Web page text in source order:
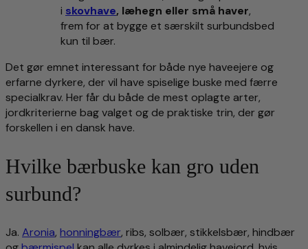
i skovhave, læhegn eller små haver,
frem for at bygge et særskilt surbundsbed
kun til bær.
Det gør emnet interessant for både nye haveejere og
erfarne dyrkere, der vil have spiselige buske med færre
specialkrav. Her får du både de mest oplagte arter,
jordkriterierne bag valget og de praktiske trin, der gør
forskellen i en dansk have.
Hvilke bærbuske kan gro uden
surbund?
Ja. Aronia, honningbær, ribs, solbær, stikkelsbær, hindbær